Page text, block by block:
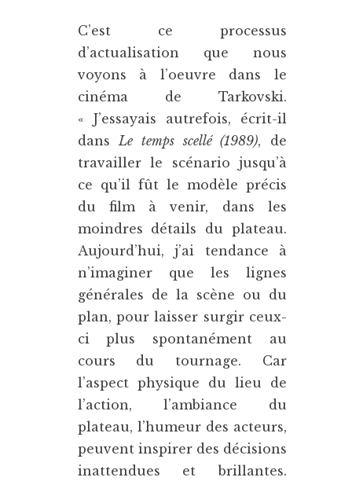
C’est ce processus
d’actualisation que nous
voyons à l’oeuvre dans le
cinéma de Tarkovski.
« J’essayais autrefois, écrit-il
dans Le temps scellé (1989), de
travailler le scénario jusqu’à
ce qu’il fût le modèle précis
du film à venir, dans les
moindres détails du plateau.
Aujourd’hui, j’ai tendance à
n’imaginer que les lignes
générales de la scène ou du
plan, pour laisser surgir ceux-
ci plus spontanément au
cours du tournage. Car
l’aspect physique du lieu de
l’action, l’ambiance du
plateau, l’humeur des acteurs,
peuvent inspirer des décisions
inattendues et brillantes.